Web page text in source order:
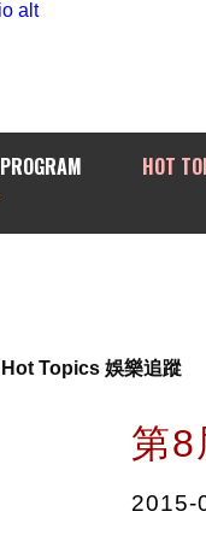
PROGRAM HOT
Hot Topics 娛樂追蹤
第8
2015-